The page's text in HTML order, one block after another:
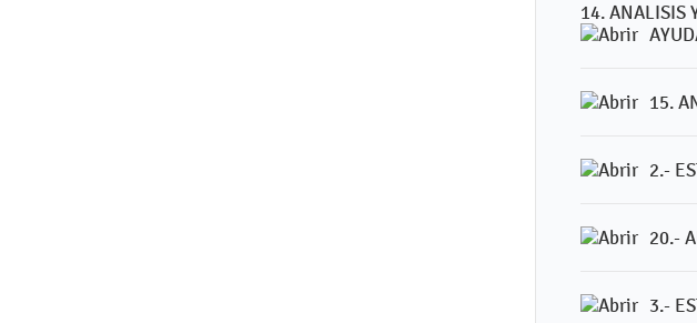
14. ANALISIS
15.
2.-
20.-
3.-